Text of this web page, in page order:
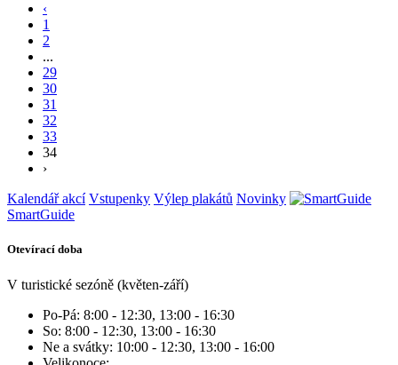
‹
1
2
...
29
30
31
32
33
34
›
Kalendář akcí Vstupenky Výlep plakátů Novinky
SmartGuide
Otevírací doba
V turistické sezóně (květen-září)
Po-Pá: 8:00 - 12:30, 13:00 - 16:30
So: 8:00 - 12:30, 13:00 - 16:30
Ne a svátky: 10:00 - 12:30, 13:00 - 16:00